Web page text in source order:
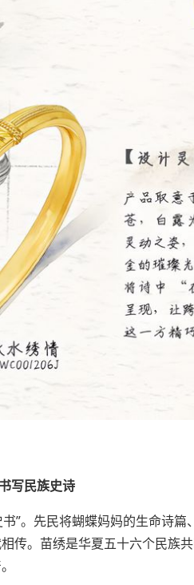
写民族史诗
”。先民将蝴蝶妈妈的生命诗篇
传。苗绣是华夏五十六个民族